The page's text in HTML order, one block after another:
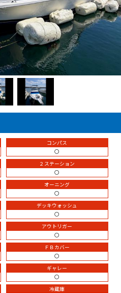
コンパス
〇
２ステーション
〇
オーニング
〇
デッキウォッシュ
〇
アウトリガー
〇
ＦＢカバー
〇
ギャレー
〇
冷蔵庫